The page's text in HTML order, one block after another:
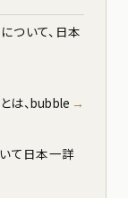
ついて、日本
は、bubble
て日本一詳